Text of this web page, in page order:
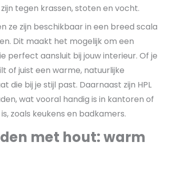
tegen krassen, stoten en vocht.
ze zijn beschikbaar in een breed scala
Dit maakt het mogelijk om een
perfect aansluit bij jouw interieur. Of je
of juist een warme, natuurlijke
die bij je stijl past. Daarnaast zijn HPL
wat vooral handig is in kantoren of
zoals keukens en badkamers.
met hout: warm